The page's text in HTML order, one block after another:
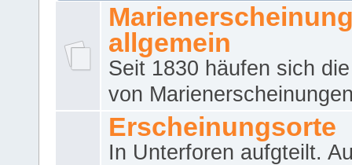
allgemein
Seit 1830 häufen sich
von
Erscheinungsorte
In Unterforen aufgteilt.